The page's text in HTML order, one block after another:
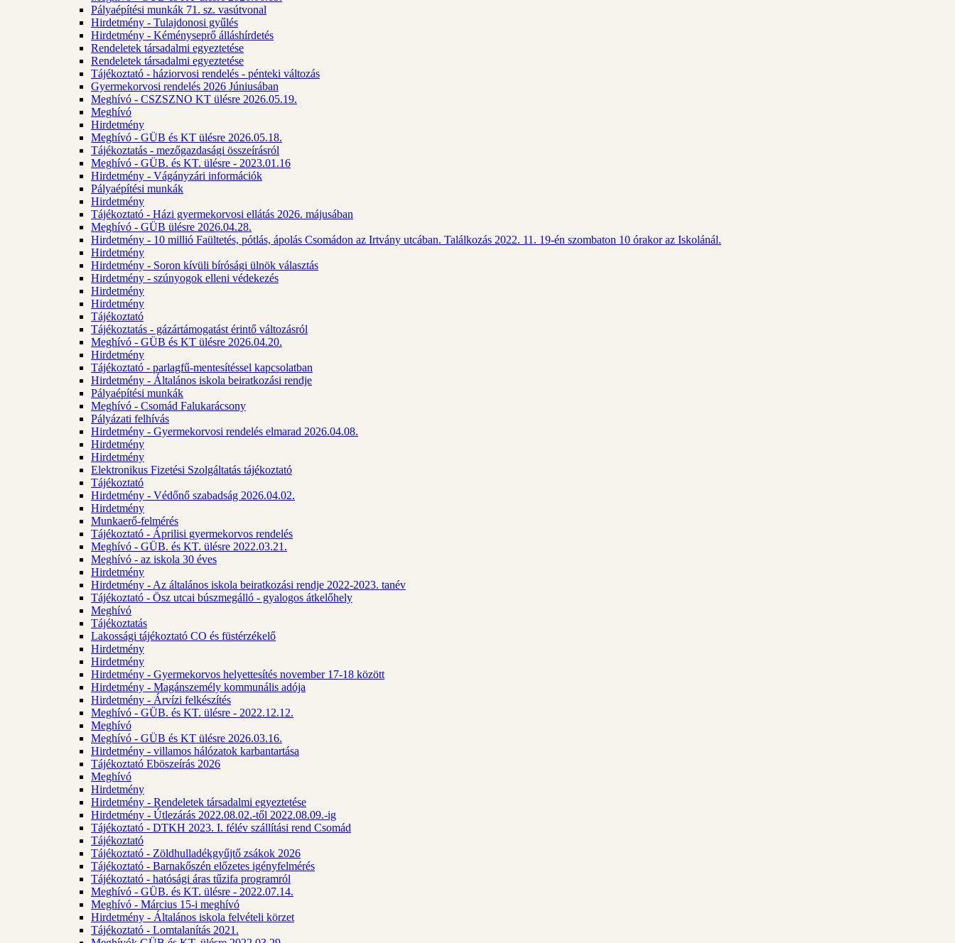
Pályaépítési munkák 71. sz. vasútvonal
Hirdetmény - Tulajdonosi gyűlés
Hirdetmény - Kéményseprő álláshírdetés
Rendeletek társadalmi egyeztetése
Rendeletek társadalmi egyeztetése
Tájékoztató - háziorvosi rendelés - pénteki változás
Gyermekorvosi rendelés 2026 Júniusában
Meghívó - CSZSZNO KT ülésre 2026.05.19.
Meghívó
Hirdetmény
Meghívó - GÜB és KT ülésre 2026.05.18.
Tájékoztatás - mezőgazdasági összeírásról
Meghívó - GÜB. és KT. ülésre - 2023.01.16
Hirdetmény - Vágányzári információk
Pályaépítési munkák
Hirdetmény
Tájékoztató - Házi gyermekorvosi ellátás 2026. májusában
Meghívó - GÜB ülésre 2026.04.28.
Hirdetmény - 10 millió Faültetés, pótlás, ápolás Csomádon az Irtvány utcában. Találkozás 2022. 11. 19-én szombaton 10 órakor az Iskolánál.
Hirdetmény
Hirdetmény - Soron kívüli bírósági ülnök választás
Hirdetmény - szúnyogok elleni védekezés
Hirdetmény
Hirdetmény
Tájékoztató
Tájékoztatás - gázártámogatást érintő változásról
Meghívó - GÜB és KT ülésre 2026.04.20.
Hirdetmény
Tájékoztató - parlagfű-mentesítéssel kapcsolatban
Hirdetmény - Általános iskola beiratkozási rendje
Pályaépítési munkák
Meghívó - Csomád Falukarácsony
Pályázati felhívás
Hirdetmény - Gyermekorvosi rendelés elmarad 2026.04.08.
Hirdetmény
Hirdetmény
Elektronikus Fizetési Szolgáltatás tájékoztató
Tájékoztató
Hirdetmény - Védőnő szabadság 2026.04.02.
Hirdetmény
Munkaerő-felmérés
Tájékoztató - Áprilisi gyermekorvos rendelés
Meghívó - GÜB. és KT. ülésre 2022.03.21.
Meghívó - az iskola 30 éves
Hirdetmény
Hirdetmény - Az általános iskola beiratkozási rendje 2022-2023. tanév
Tájékoztató - Ösz utcai búszmegálló - gyalogos átkelőhely
Meghívó
Tájékoztatás
Lakossági tájékoztató CO és füstérzékelő
Hirdetmény
Hirdetmény
Hirdetmény - Gyermekorvos helyettesítés november 17-18 között
Hirdetmény - Magánszemély kommunális adója
Hirdetmény - Árvízi felkészítés
Meghívó - GÜB. és KT. ülésre - 2022.12.12.
Meghívó
Meghívó - GÜB és KT ülésre 2026.03.16.
Hirdetmény - villamos hálózatok karbantartása
Tájékoztató Eböszeírás 2026
Meghívó
Hirdetmény
Hirdetmény - Rendeletek társadalmi egyeztetése
Hirdetmény - Útlezárás 2022.08.02.-től 2022.08.09.-ig
Tájékoztató - DTKH 2023. I. félév szállítási rend Csomád
Tájékoztató
Tájékoztató - Zöldhulladékgyűjtő zsákok 2026
Tájékoztató - Barnakőszén előzetes igényfelmérés
Tájékoztató - hatósági áras tűzifa programról
Meghívó - GÜB. és KT. ülésre - 2022.07.14.
Meghívó - Március 15-i meghívó
Hirdetmény - Általános iskola felvételi körzet
Tájékoztató - Lomtalanítás 2021.